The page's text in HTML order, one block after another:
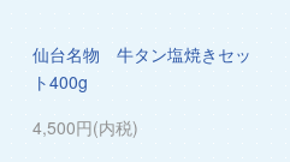
仙台名物 牛タン塩焼きセッ
ト400g
4,500円(内税)